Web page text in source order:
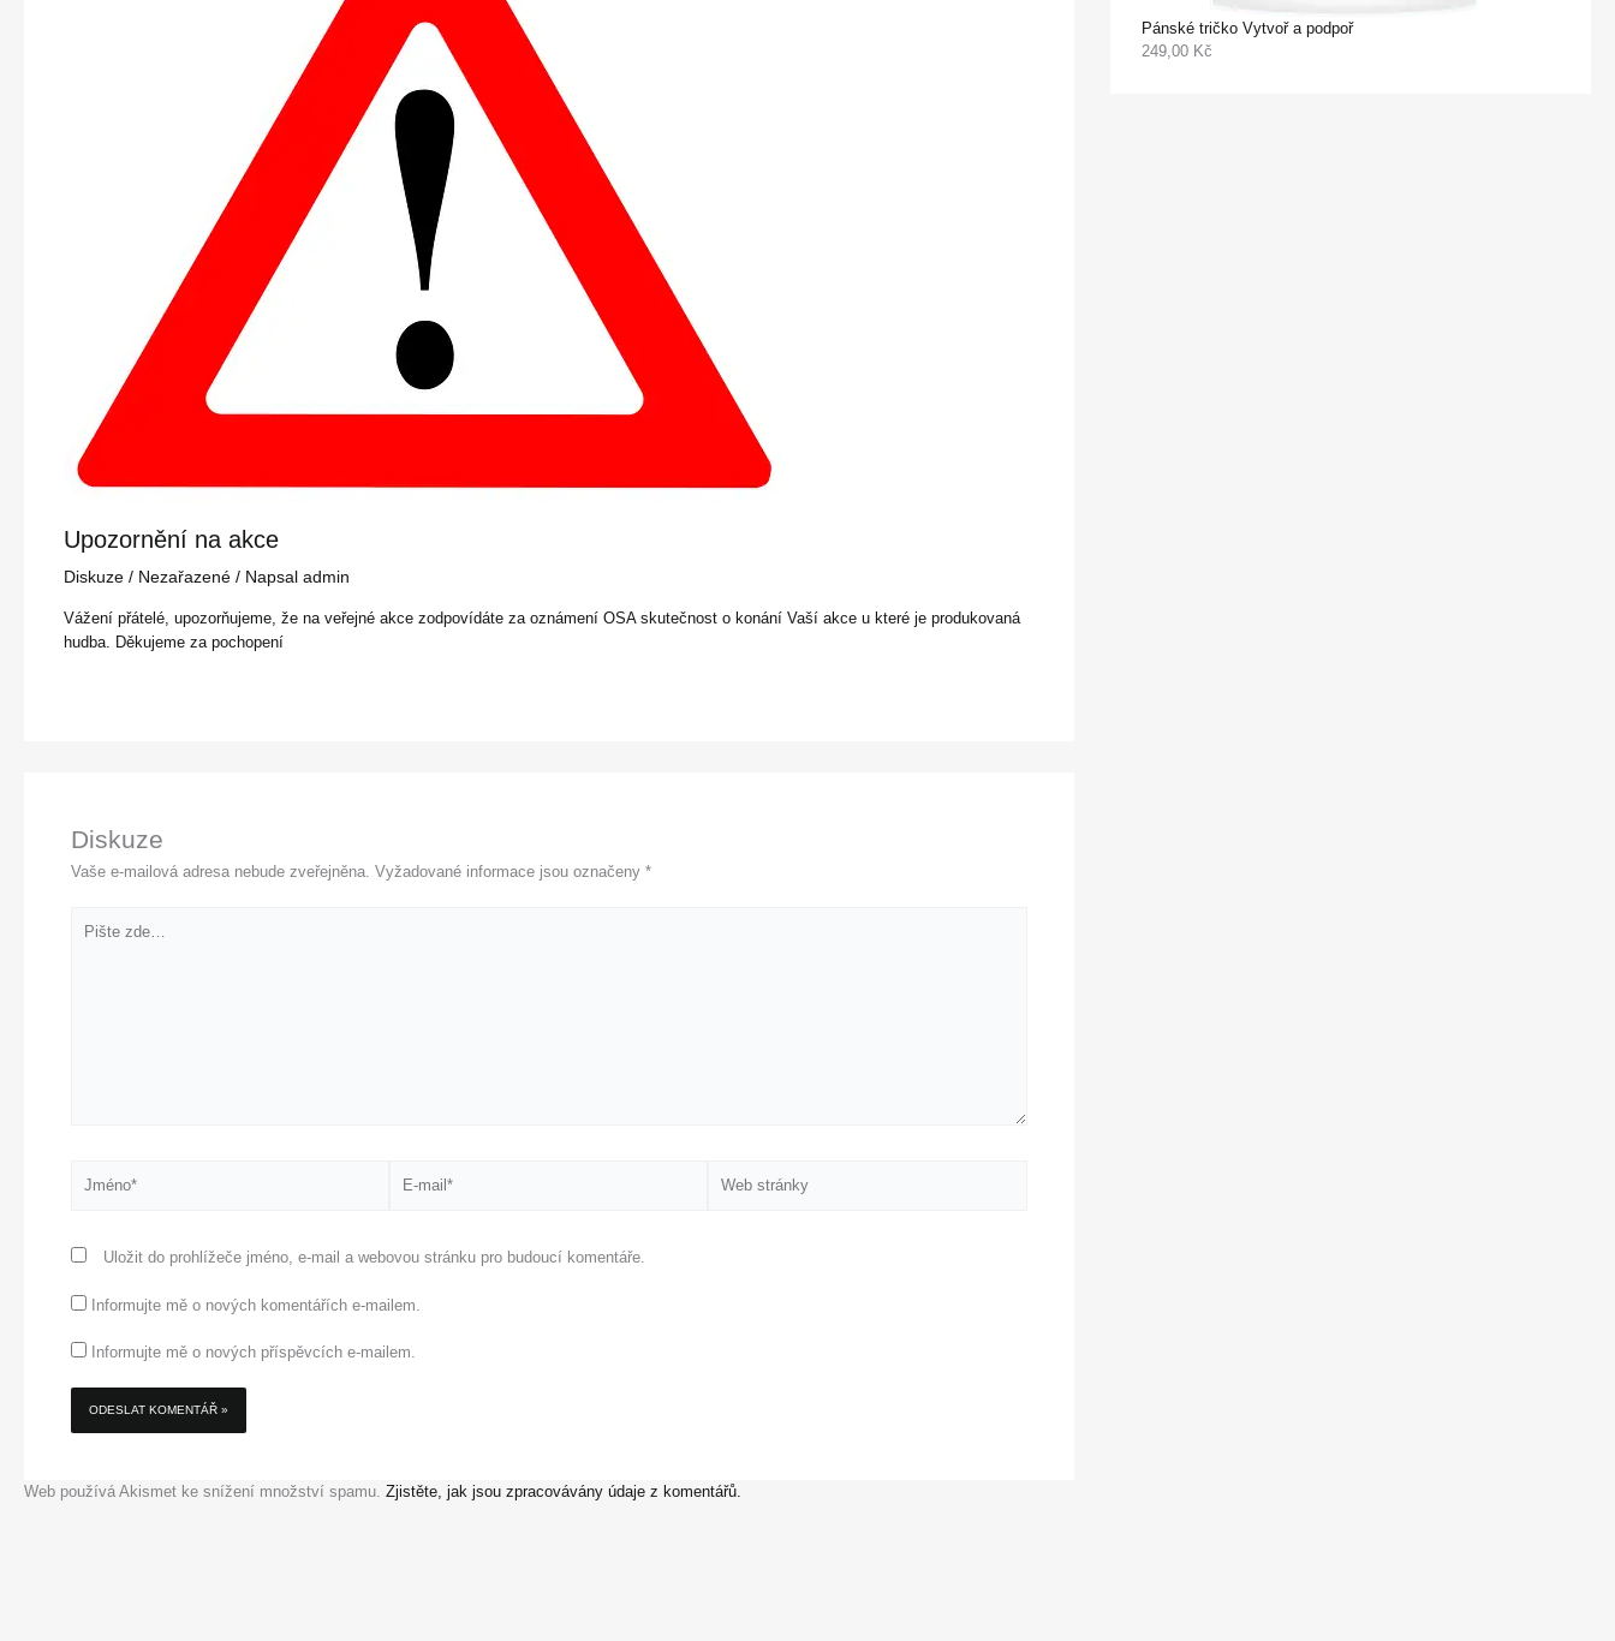
Upozornění na akce
Diskuze / Nezařazené/ Napsal admin
Vážení přátelé, upozorňujeme, že na veřejné akce zodpovídáte za oznámení OSA skutečnost o konání Vaší akce u které je produkovaná
hudba. Děkujeme za pochopení
Diskuze
Vaše e-mailová adresa nebude zveřejněna. Vyžadované informace jsou označeny *
zde…
mail*
stránky
Uložit do prohlížeče jméno, e-mail a webovou stránku pro budoucí komentáře.
Informujte mě o nových komentářích e-mailem.
Informujte mě o nových příspěvcích e-mailem.
Web používá Akismet ke snížení množství spamu. Zjistěte, jak jsou zpracovávány údaje z komentářů.
Pánské tričko Vytvoř a podpoř
249,00 Kč